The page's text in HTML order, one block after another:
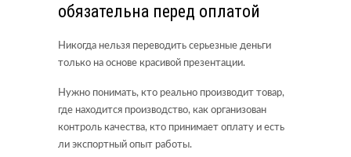
обязательна перед оплатой
Никогда нельзя переводить серьезные деньги
только на основе красивой презентации.
Нужно понимать, кто реально производит товар,
где находится производство, как организован
контроль качества, кто принимает оплату и есть
ли экспортный опыт работы.